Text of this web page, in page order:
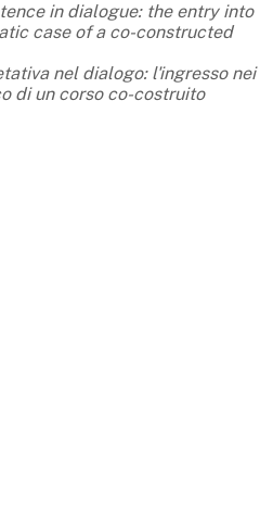
in dialogue: the entry into
case of a co-constructed
nel dialogo: l'ingresso nei
di un corso co-costruito